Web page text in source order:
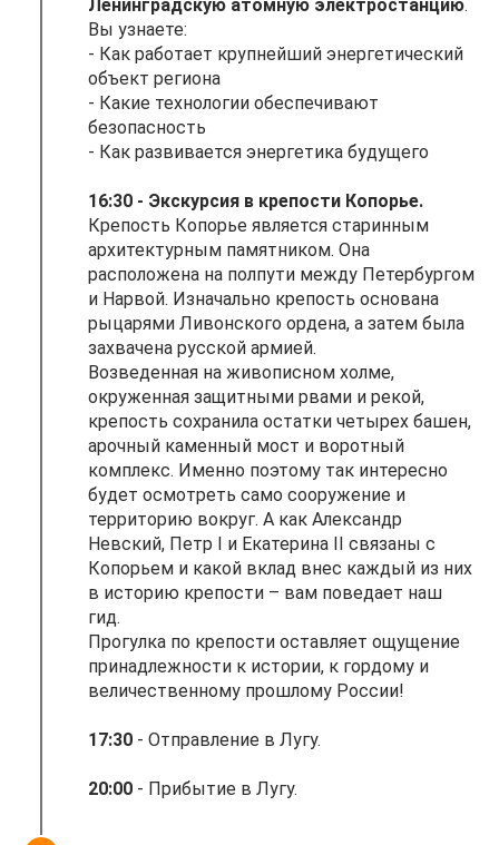
Ленинградскую атомную электростанцию.
Вы узнаете:
- Как работает крупнейший энергетический
объект региона
- Какие технологии обеспечивают
безопасность
- Как развивается энергетика будущего
16:30 - Экскурсия в крепости Копорье.
Крепость Копорье является старинным
архитектурным памятником. Она
расположена на полпути между Петербургом
и Нарвой. Изначально крепость основана
рыцарями Ливонского ордена, а затем была
захвачена русской армией.
Возведенная на живописном холме,
окруженная защитными рвами и рекой,
крепость сохранила остатки четырех башен,
арочный каменный мост и воротный
комплекс. Именно поэтому так интересно
будет осмотреть само сооружение и
территорию вокруг. А как Александр
Невский, Петр I и Екатерина II связаны с
Копорьем и какой вклад внес каждый из них
в историю крепости – вам поведает наш
гид.
Прогулка по крепости оставляет ощущение
принадлежности к истории, к гордому и
величественному прошлому России!
17:30 - Отправление в Лугу.
20:00 - Прибытие в Лугу.